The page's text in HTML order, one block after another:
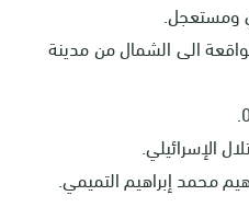
الى الشمال من مدينة
الإسرائيلي.
محمد إبراهيم التميمي.